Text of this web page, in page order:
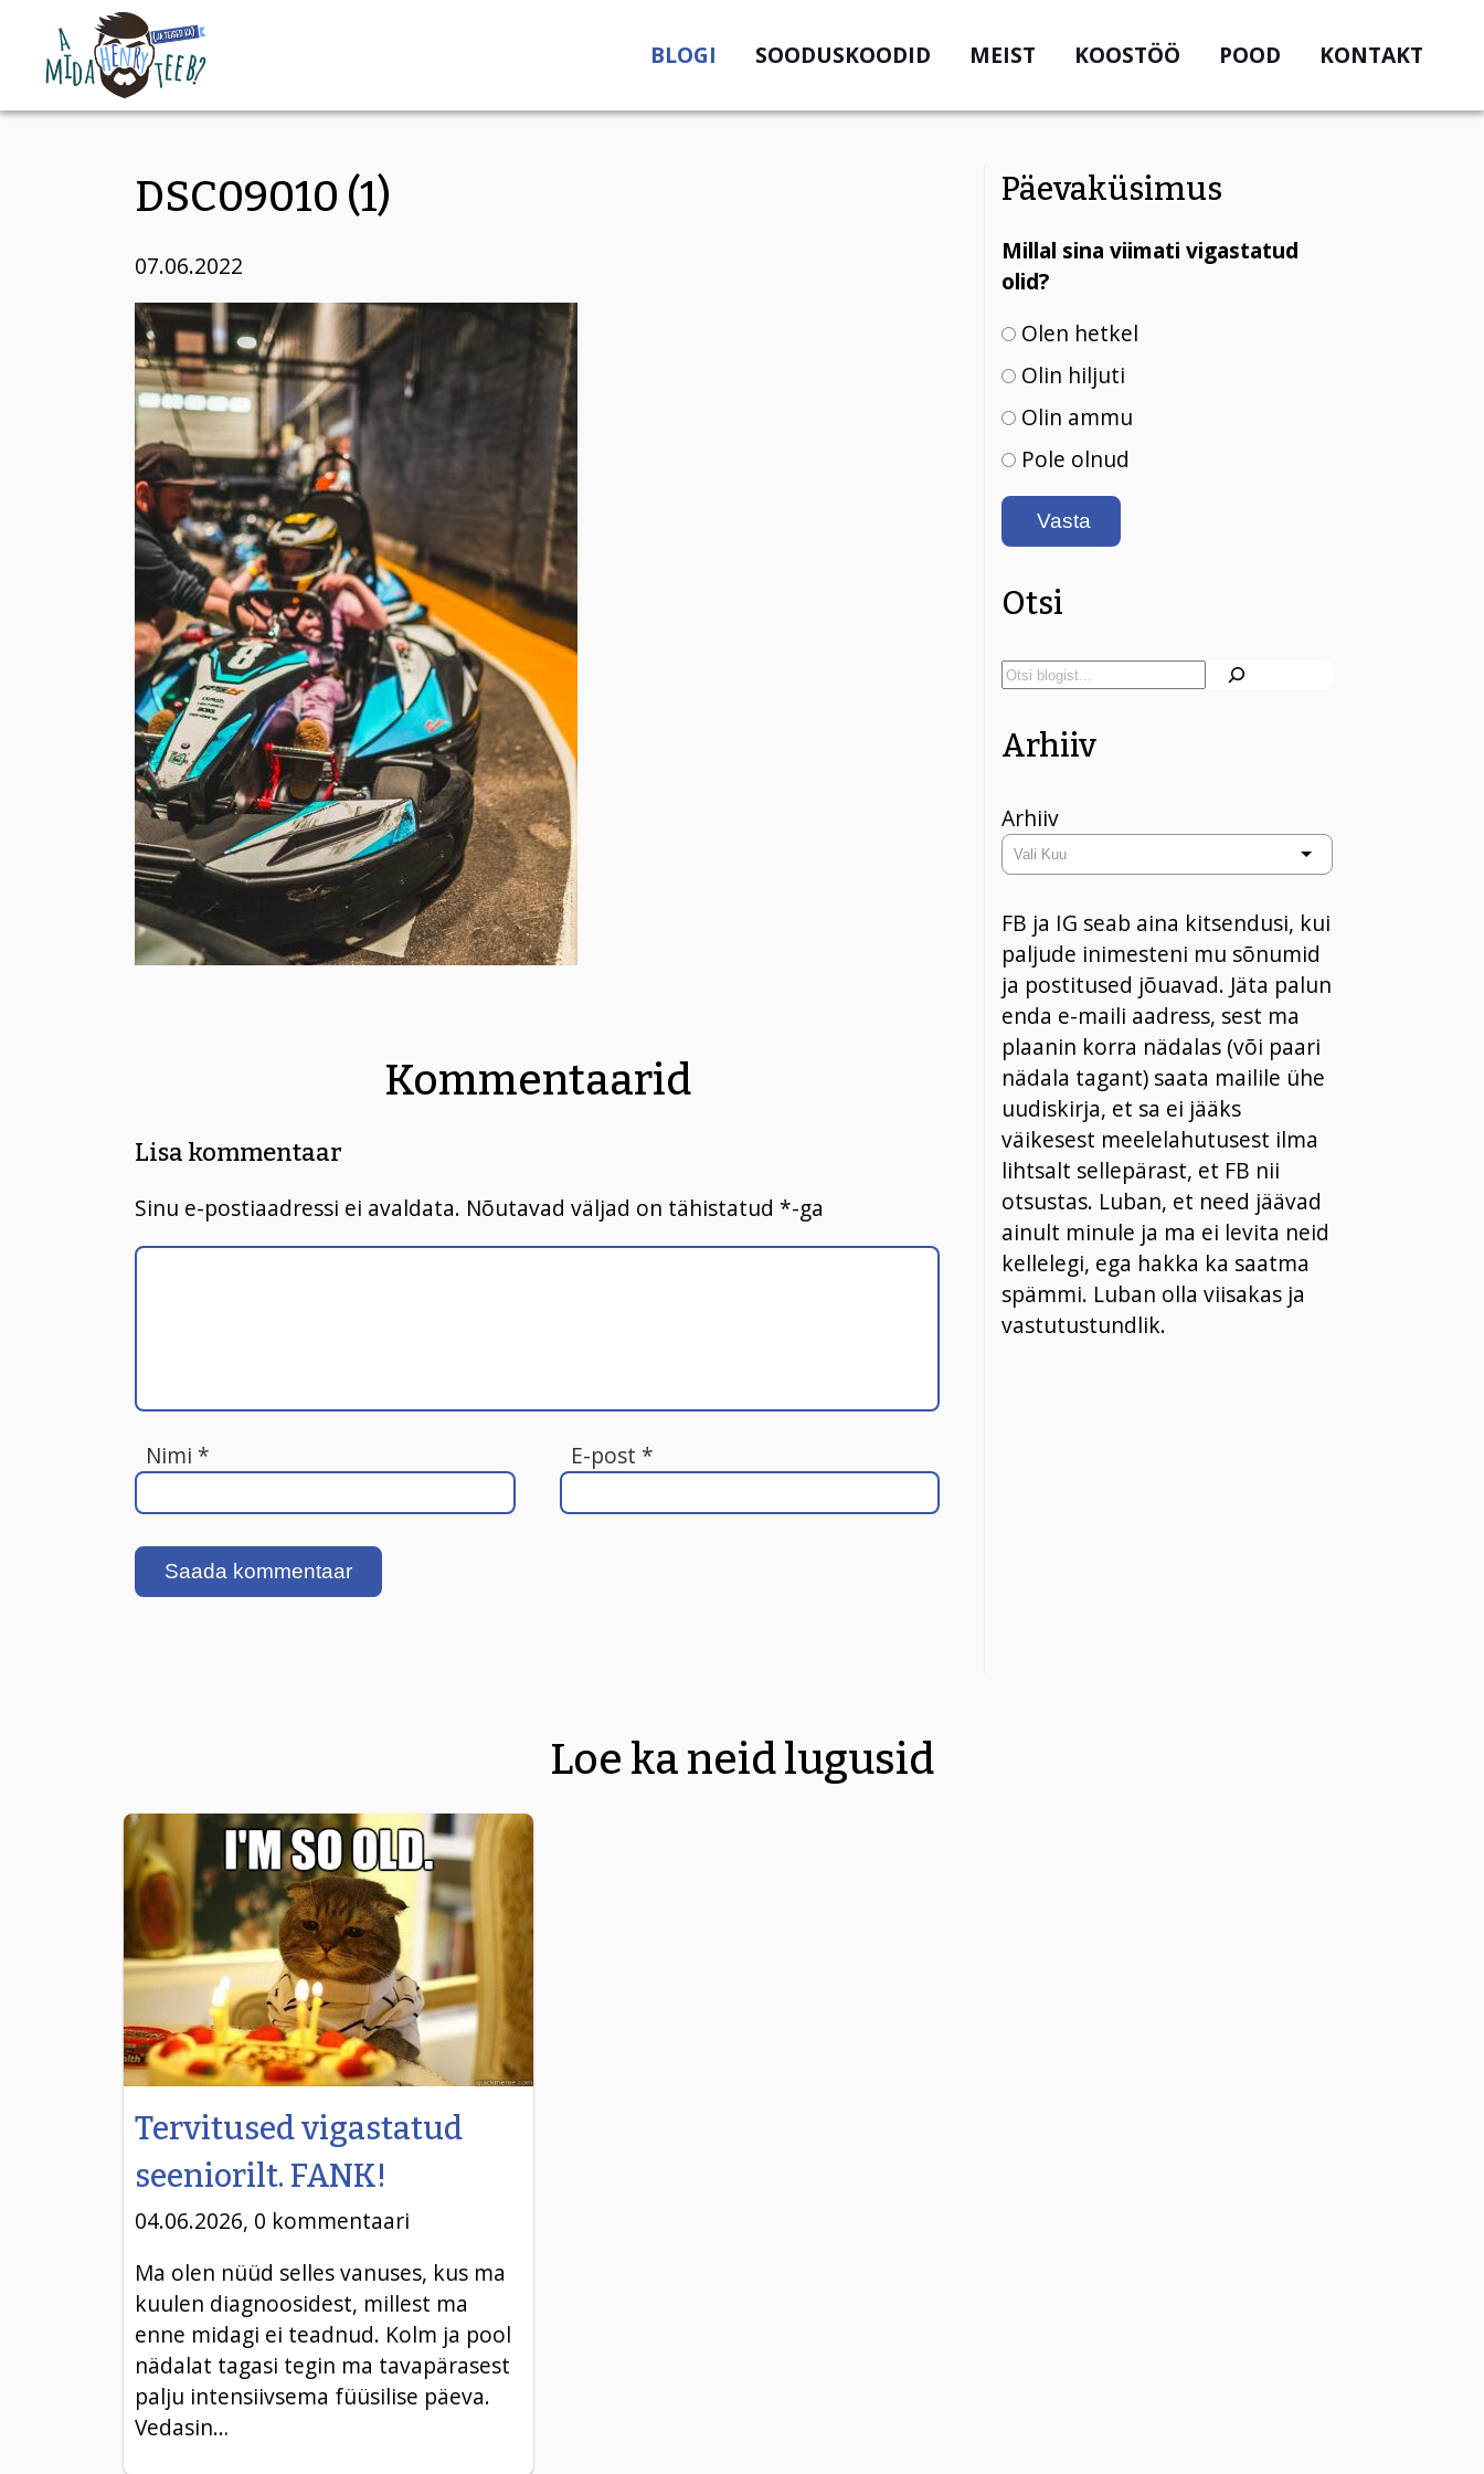
BLOGI SOODUSKOODID MEIST KOOSTÖÖ POOD KONTAKT
DSC09010 (1)
07.06.2022
Kommentaarid
Lisa kommentaar
Sinu e-postiaadressi ei avaldata. Nõutavad väljad on tähistatud *-ga
Nimi * E-post *
Päevaküsimus
Millal sina viimati vigastatud
olid?
Olen hetkel
Olin hiljuti
Olin ammu
Pole olnud
Otsi
Arhiiv
Arhiiv
FB ja IG seab aina kitsendusi, kui
paljude inimesteni mu sõnumid
ja postitused jõuavad. Jäta palun
enda e-maili aadress, sest ma
plaanin korra nädalas (või paari
nädala tagant) saata mailile ühe
uudiskirja, et sa ei jääks
väikesest meelelahutusest ilma
lihtsalt sellepärast, et FB nii
otsustas. Luban, et need jäävad
ainult minule ja ma ei levita neid
kellelegi, ega hakka ka saatma
spämmi. Luban olla viisakas ja
vastutustundlik.
Loe ka neid lugusid
Tervitused vigastatud
seeniorilt. FANK!
04.06.2026, 0 kommentaari
Ma olen nüüd selles vanuses, kus ma
kuulen diagnoosidest, millest ma
enne midagi ei teadnud. Kolm ja pool
nädalat tagasi tegin ma tavapärasest
palju intensiivsema füüsilise päeva.
Vedasin…